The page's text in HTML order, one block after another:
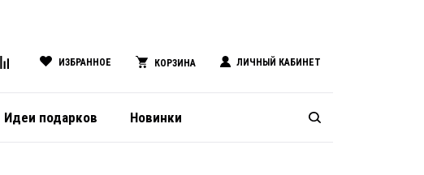
ИЗБРАННОЕ КОРЗИНА ЛИЧНЫЙ КАБИНЕТ
Идеи подарков Новинки